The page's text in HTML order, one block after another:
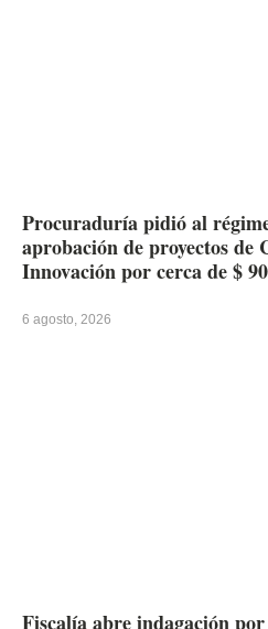
Procuraduría pidió al
aprobación de proyectos de
Innovación por cerca de $
6 agosto, 2026
Fiscalía abre indagación